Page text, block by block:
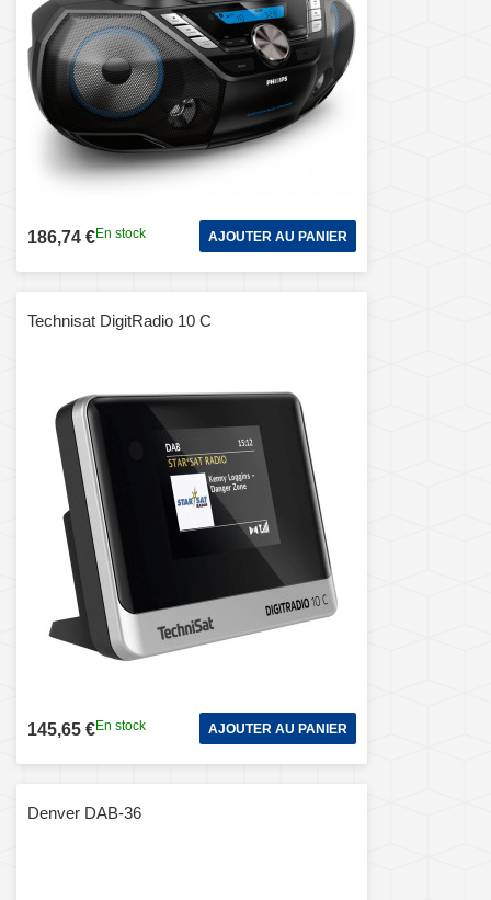
186,74 €En stock AJOUTER AU PANIER
Technisat DigitRadio 10 C
145,65 €En stock AJOUTER AU PANIER
Denver DAB-36